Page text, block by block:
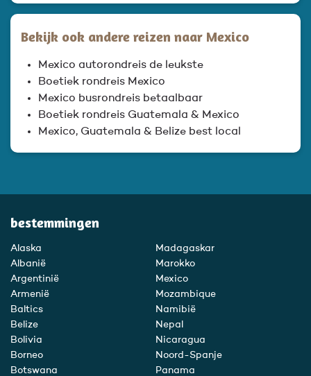
Bekijk ook andere reizen naar Mexico
Mexico autorondreis de leukste
Boetiek rondreis Mexico
Mexico busrondreis betaalbaar
Boetiek rondreis Guatemala & Mexico
Mexico, Guatemala & Belize best local
bestemmingen
Alaska
Albanië
Argentinië
Armenië
Baltics
Belize
Bolivia
Borneo
Botswana
Madagaskar
Marokko
Mexico
Mozambique
Namibië
Nepal
Nicaragua
Noord-Spanje
Panama